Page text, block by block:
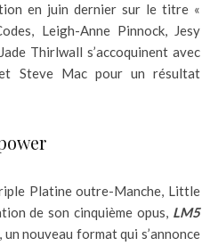
en juin dernier sur le titre «
Leigh-Anne Pinnock, Jesy
Thirlwall s’accoquinent avec
Steve Mac pour un résultat
Platine outre-Manche, Little
de son cinquième opus, LM5
nouveau format qui s’annonce